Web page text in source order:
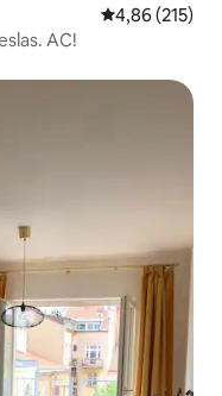
4,86 de uma
4,86 (215)
AC!